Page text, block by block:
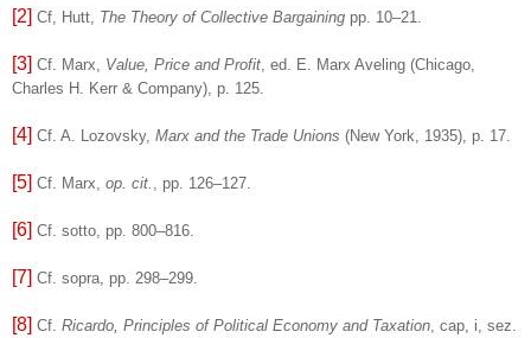
[2] Cf, Hutt, The Theory of Collective Bargaining pp. 10–21.
[3] Cf. Marx, Value, Price and Profit , ed. E. Marx Aveling (Chicago,
Charles H. Kerr & Company), p. 125.
[4] Cf. A. Lozovsky, Marx and the Trade Unions (New York, 1935), p. 17.
[5] Cf. Marx, op. cit. , pp. 126–127.
[6] Cf. sotto, pp. 800–816.
[7] Cf. sopra, pp. 298–299.
[8] Cf. Ricardo, Principles of Political Economy and Taxation , cap, i, sez.